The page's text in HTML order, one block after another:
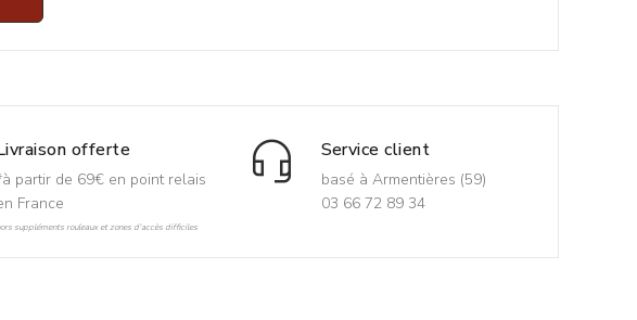
offerte
partir de 69€ en point relais
France
suppléments rouleaux et zones d'accès difficiles
Service client
basé à Armentières (59)
03 66 72 89 34